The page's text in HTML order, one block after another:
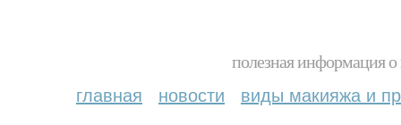
полезная информация
главная новости виды макияжа и